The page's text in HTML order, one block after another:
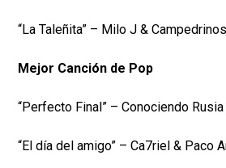
“La Taleñita” – Milo J & Campedrinos
Mejor Canción de Pop
“Perfecto Final” – Conociendo
“El día del amigo” – Ca7riel & Paco